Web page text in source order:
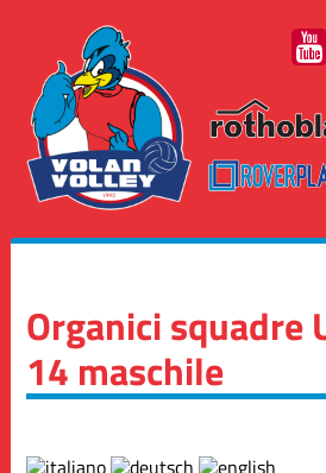
Organici squadre
14 maschile